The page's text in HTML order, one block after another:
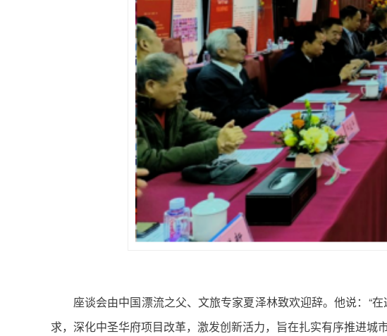
座谈会由中国漂流之父、文旅专家夏泽林致欢迎辞。他说：“
求，深化中圣华府项目改革，激发创新活力，旨在扎实有序推进